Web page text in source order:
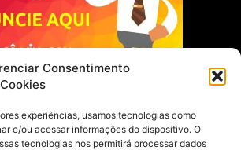
Consentimento
experiências, usamos tecnologias como
e/ou acessar informações do dispositivo. O
tecnologias nos permitirá processar dados